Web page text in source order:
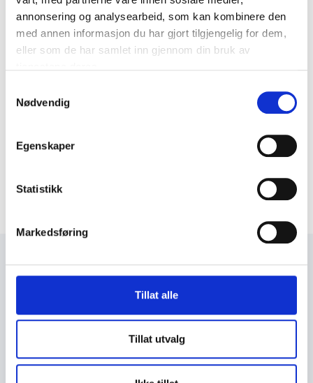
annonsering og analysearbeid, som kan kombinere den
med annen informasjon du har gjort tilgjengelig for dem,
eller som de har samlet inn gjennom din bruk av
Nødvendig
Egenskaper
Statistikk
Markedsføring
Tillat alle
Tillat utvalg
+47 72 53 44 30
knut@fosengjenvinning.no
PERSONVERN & COOKIES